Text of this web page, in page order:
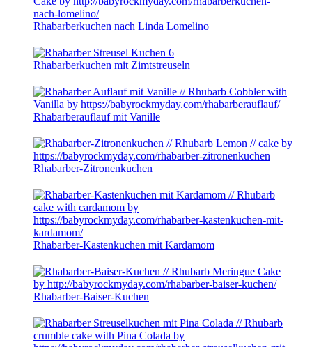
Rhabarberkuchen nach Linda Lomelino
Rhabarberkuchen mit Zimtstreuseln
Rhabarberauflauf mit Vanille
Rhabarber-Zitronenkuchen
Rhabarber-Kastenkuchen mit Kardamom
Rhabarber-Baiser-Kuchen